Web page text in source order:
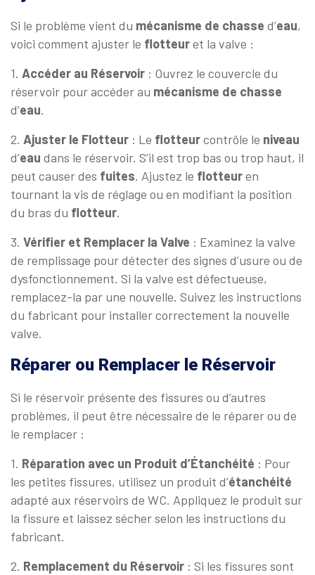
Si le problème vient du mécanisme de chasse d’eau,
voici comment ajuster le flotteuret la valve :
1. Accéder au Réservoir : Ouvrez le couvercle du
réservoir pour accéder au mécanisme de chasse
d’eau.
2. Ajuster le Flotteur : Le flotteurcontrôle le niveau
d’eau dans le réservoir. S’il est trop bas ou trop haut, il
peut causer des fuites. Ajustez le flotteuren
tournant la vis de réglage ou en modifiant la position
du bras du flotteur.
3. Vérifier et Remplacer la Valve : Examinez la valve
de remplissage pour détecter des signes d’usure ou de
dysfonctionnement. Si la valve est défectueuse,
remplacez-la par une nouvelle. Suivez les instructions
du fabricant pour installer correctement la nouvelle
valve.
Réparer ou Remplacer le Réservoir
Si le réservoir présente des fissures ou d’autres
problèmes, il peut être nécessaire de le réparer ou de
le remplacer :
1. Réparation avec un Produit d’Étanchéité : Pour
les petites fissures, utilisez un produit d’étanchéité
adapté aux réservoirs de WC. Appliquez le produit sur
la fissure et laissez sécher selon les instructions du
fabricant.
2. Remplacement du Réservoir : Si les fissures sont